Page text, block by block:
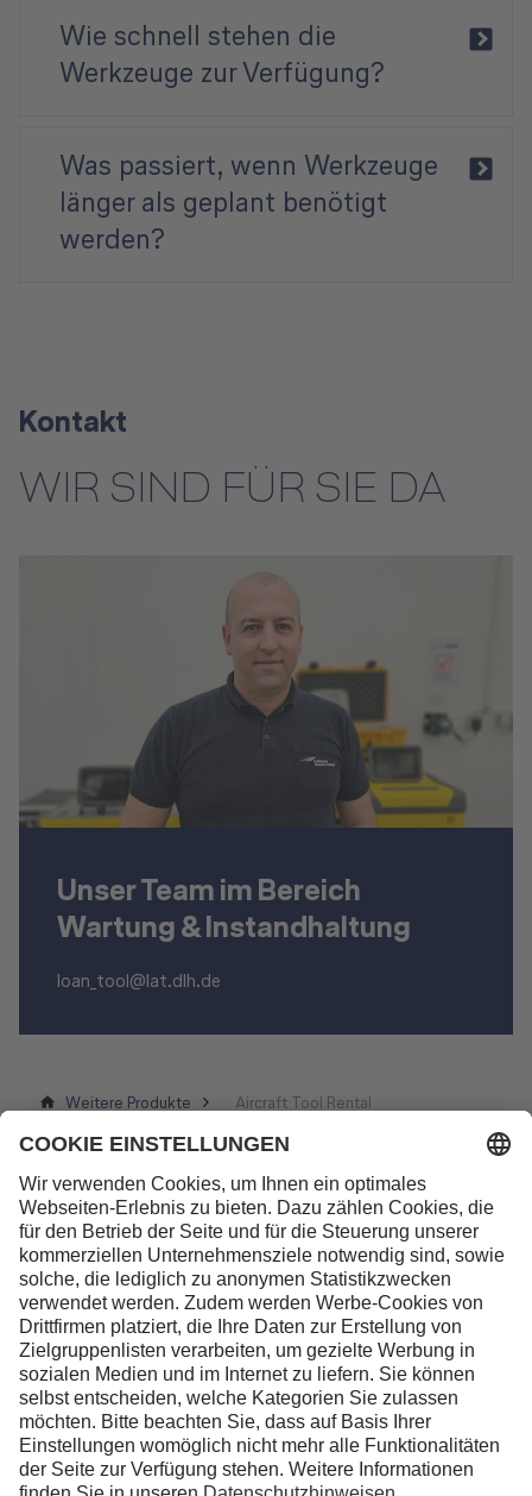
Wie schnell stehen die
Werkzeuge zur Verfügung?
Was passiert, wenn Werkzeuge
länger als geplant benötigt
werden?
Kontakt
WIR SIND FÜR SIE DA
Unser Team im Bereich
Wartung & Instandhaltung
loan_tool@lat.dlh.de
Weitere Produkte Aircraft Tool Rental
Kontakt
Lufthansa Aviation Training GmbH
LabCampus 48
85356 München-Flughafen
Deutschland
Über uns